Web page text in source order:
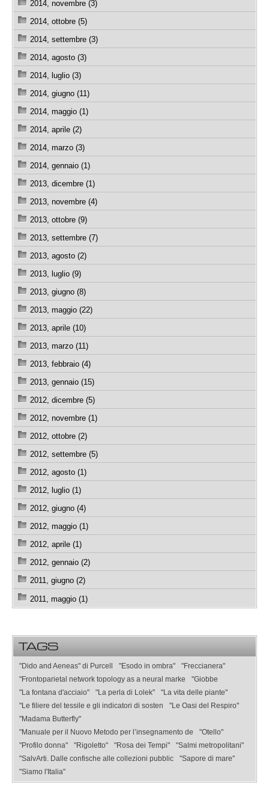
2014, novembre (3)
2014, ottobre (5)
2014, settembre (3)
2014, agosto (3)
2014, luglio (3)
2014, giugno (11)
2014, maggio (1)
2014, aprile (2)
2014, marzo (3)
2014, gennaio (1)
2013, dicembre (1)
2013, novembre (4)
2013, ottobre (9)
2013, settembre (7)
2013, agosto (2)
2013, luglio (9)
2013, giugno (8)
2013, maggio (22)
2013, aprile (10)
2013, marzo (11)
2013, febbraio (4)
2013, gennaio (15)
2012, dicembre (5)
2012, novembre (1)
2012, ottobre (2)
2012, settembre (5)
2012, agosto (1)
2012, luglio (1)
2012, giugno (4)
2012, maggio (1)
2012, aprile (1)
2012, gennaio (2)
2011, giugno (2)
2011, maggio (1)
TAGS
"Dido and Aeneas" di Purcell "Esodo in ombra"
"Freccianera"
"Frontoparietal network topology as a neural marke
"Giobbe
"La fontana d'acciaio"
"La perla di Lolek"
"La vita delle piante"
"Le filiere del tessile e gli indicatori di sosten
"Le Oasi del Respiro"
"Madama Butterfly"
"Manuale per il Nuovo Metodo per l’insegnamento de
"Otello"
"Profilo donna"
"Rigoletto" "Rosa dei Tempi"
"Salmi metropolitani"
"SalvArti. Dalle confische alle collezioni pubblic
"Sapore di mare"
"Siamo l'Italia"